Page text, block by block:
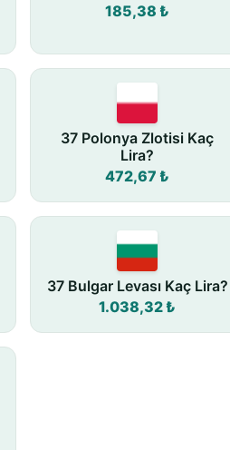
185,38 ₺
37 Polonya Zlotisi Kaç
Lira?
472,67 ₺
37 Bulgar Levası Kaç Lira?
1.038,32 ₺